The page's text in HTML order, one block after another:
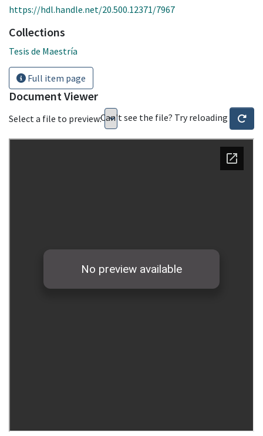
https://hdl.handle.net/20.500.12371/7967
Collections
Tesis de Maestría
Full item page
Document Viewer
Select a file to preview:Can't see the file? Try reloading